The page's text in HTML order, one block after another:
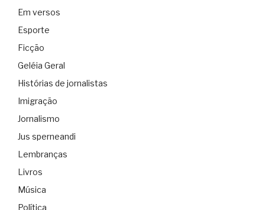
Em versos
Esporte
Ficção
Geléia Geral
Histórias de jornalistas
Imigração
Jornalismo
Jus sperneandi
Lembranças
Livros
Música
Política